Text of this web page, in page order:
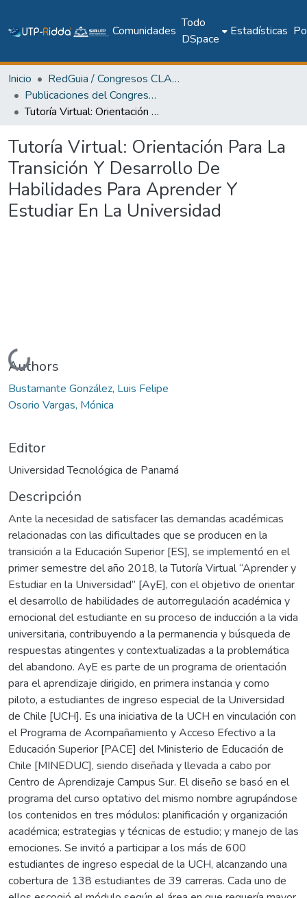
Comunidades
Todo
DSpace
Estadísticas
Inicio
RedGuia / Congresos CLABES
Publicaciones del Congreso Internacional CLABES
Tutoría Virtual: Orientación Para La Transición Y Desarrollo De Habilidades Para Aprender Y Estudiar En La Universidad
Tutoría Virtual: Orientación Para La
Transición Y Desarrollo De
Habilidades Para Aprender Y
Estudiar En La Universidad
Cargando...
Authors
Bustamante González, Luis Felipe
Osorio Vargas, Mónica
Editor
Universidad Tecnológica de Panamá
Descripción
Ante la necesidad de satisfacer las demandas académicas
relacionadas con las dificultades que se producen en la
transición a la Educación Superior [ES], se implementó en el
primer semestre del año 2018, la Tutoría Virtual “Aprender y
Estudiar en la Universidad” [AyE], con el objetivo de orientar
el desarrollo de habilidades de autorregulación académica y
emocional del estudiante en su proceso de inducción a la vida
universitaria, contribuyendo a la permanencia y búsqueda de
respuestas atingentes y contextualizadas a la problemática
del abandono. AyE es parte de un programa de orientación
para el aprendizaje dirigido, en primera instancia y como
piloto, a estudiantes de ingreso especial de la Universidad
de Chile [UCH]. Es una iniciativa de la UCH en vinculación con
el Programa de Acompañamiento y Acceso Efectivo a la
Educación Superior [PACE] del Ministerio de Educación de
Chile [MINEDUC], siendo diseñada y llevada a cabo por
Centro de Aprendizaje Campus Sur. El diseño se basó en el
programa del curso optativo del mismo nombre agrupándose
los contenidos en tres módulos: planificación y organización
académica; estrategias y técnicas de estudio; y manejo de las
emociones. Se invitó a participar a los más de 600
estudiantes de ingreso especial de la UCH, alcanzando una
cobertura de 138 estudiantes de 39 carreras. Cada uno de